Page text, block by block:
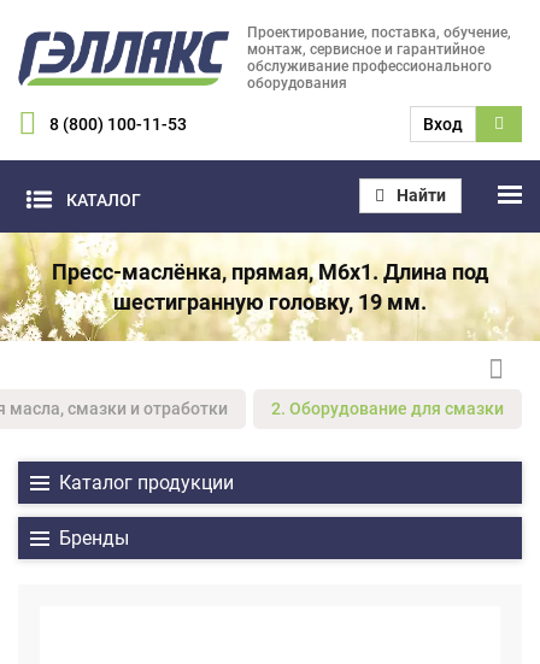
Проектирование, поставка, обучение,
монтаж, сервисное и гарантийное
обслуживание профессионального
оборудования
8 (800) 100-11-53 Вход
КАТАЛОГ Найти
Пресс-маслёнка, прямая, M6x1. Длина под
шестигранную головку, 19 мм.
смазки и отработки 2. Оборудование для смазки
Каталог продукции
Бренды